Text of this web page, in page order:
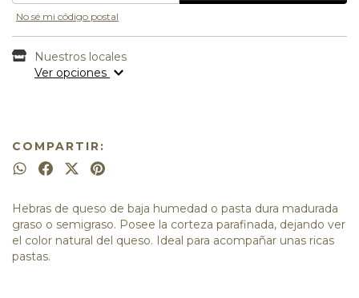
No sé mi código postal
Nuestros locales
Ver opciones
COMPARTIR:
Hebras de queso de baja humedad o pasta dura madurada
graso o semigraso. Posee la corteza parafinada, dejando ver
el color natural del queso. Ideal para acompañar unas ricas
pastas.